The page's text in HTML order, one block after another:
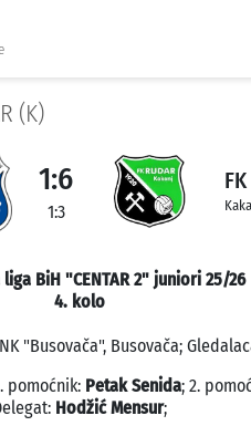
(K)
1:6
1:3
BiH "CENTAR 2" juniori 25/26
4. kolo
NK "Busovača", Busovača;
pomoćnik: Petak Senida; 2.
Hodžić Mensur;